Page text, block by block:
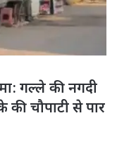
गल्ले की नगदी
चौपाटी से पार